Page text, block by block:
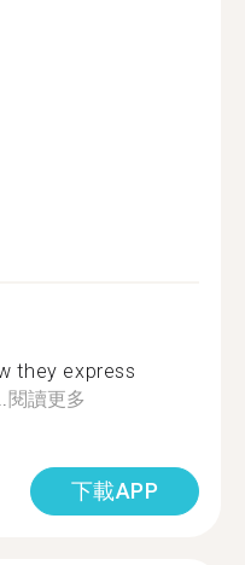
they express
閱讀更多
下載APP